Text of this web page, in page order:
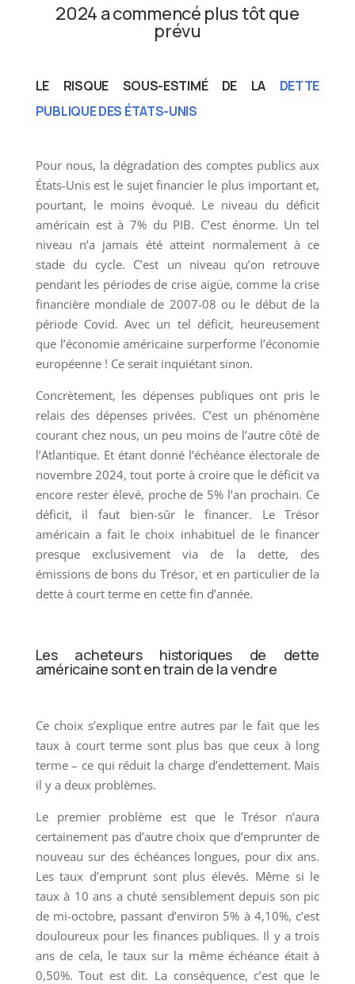
2024 a commencé ​plus tôt que
prévu
LE RISQUE SOUS-ESTIMÉ DE LA DETTE
PUBLIQUE DES ÉTATS-UNIS
Pour nous, la dégradation des comptes publics aux
États-Unis est le sujet financier le plus important et,
pourtant, le moins évoqué. Le niveau du déficit
américain est à 7% du PIB. C’est énorme. Un tel
niveau n’a jamais été atteint normalement à ce
stade du cycle. C’est un niveau qu’on retrouve
pendant les périodes de crise aigüe, comme la crise
financière mondiale de 2007-08 ou le début de la
période Covid. Avec un tel déficit, heureusement
que l’économie américaine surperforme l’économie
européenne ! Ce serait inquiétant sinon.
Concrètement, les dépenses publiques ont pris le
relais des dépenses privées. C’est un phénomène
courant chez nous, un peu moins de l’autre côté de
l’Atlantique. Et étant donné l’échéance électorale de
novembre 2024, tout porte à croire que le déficit va
encore rester élevé, proche de 5% l’an prochain. Ce
déficit, il faut bien-sûr le financer. Le Trésor
américain a fait le choix inhabituel de le financer
presque exclusivement via de la dette, des
émissions de bons du Trésor, et en particulier de la
dette à court terme en cette fin d’année.
Les acheteurs historiques de dette
américaine sont en train de la vendre
Ce choix s’explique entre autres par le fait que les
taux à court terme sont plus bas que ceux à long
terme – ce qui réduit la charge d’endettement. Mais
il y a deux problèmes.
Le premier problème est que le Trésor n’aura
certainement pas d’autre choix que d’emprunter de
nouveau sur des échéances longues, pour dix ans.
Les taux d’emprunt sont plus élevés. Même si le
taux à 10 ans a chuté sensiblement depuis son pic
de mi-octobre, passant d’environ 5% à 4,10%, c’est
douloureux pour les finances publiques. Il y a trois
ans de cela, le taux sur la même échéance était à
0,50%. Tout est dit. La conséquence, c’est que le